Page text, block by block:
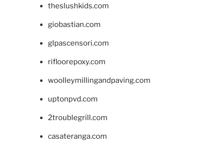
theslushkids.com
giobastian.com
glpascensori.com
rifloorepoxy.com
woolleymillingandpaving.com
uptonpvd.com
2troublegrill.com
casateranga.com